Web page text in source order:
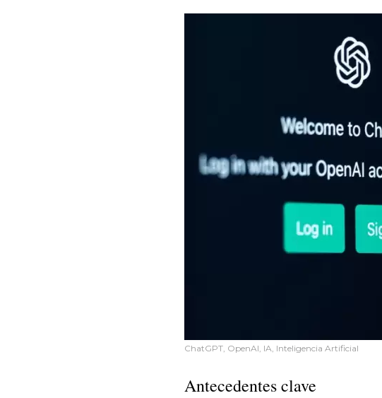
ChatGPT, OpenAI, IA, Inteligencia Artificial
Antecedentes clave